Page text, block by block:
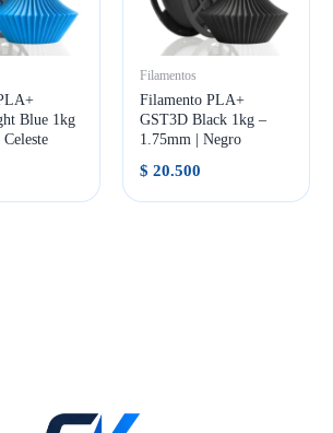
Blue 1kg
Filamentos
Filamento PLA+
GST3D Black 1kg –
1.75mm | Negro
$ 20.500